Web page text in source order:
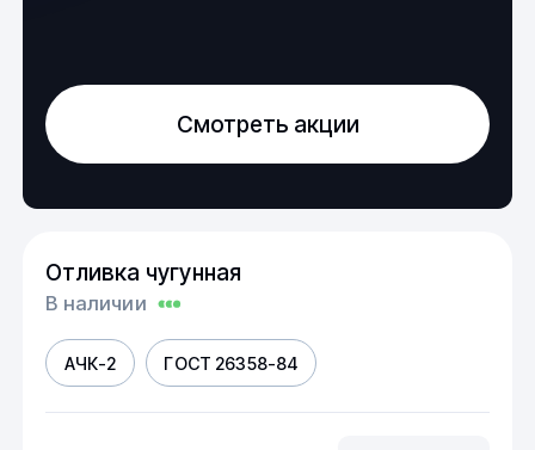
Смотреть акции
Отливка чугунная
В наличии
АЧК-2 ГОСТ 26358-84